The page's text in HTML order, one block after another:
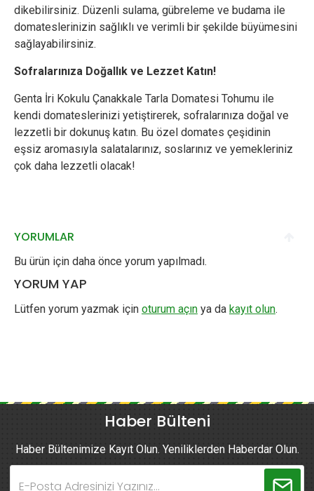
dikebilirsiniz. Düzenli sulama, gübreleme ve budama ile
domateslerinizin sağlıklı ve verimli bir şekilde büyümesini
sağlayabilirsiniz.
Sofralarınıza Doğallık ve Lezzet Katın!
Genta İri Kokulu Çanakkale Tarla Domatesi Tohumu ile
kendi domateslerinizi yetiştirerek, sofralarınıza doğal ve
lezzetli bir dokunuş katın. Bu özel domates çeşidinin
eşsiz aromasıyla salatalarınız, soslarınız ve yemekleriniz
çok daha lezzetli olacak!
YORUMLAR
Bu ürün için daha önce yorum yapılmadı.
YORUM YAP
Lütfen yorum yazmak için oturum açın ya da kayıt olun.
Haber Bülteni
Haber Bültenimize Kayıt Olun. Yeniliklerden Haberdar Olun.